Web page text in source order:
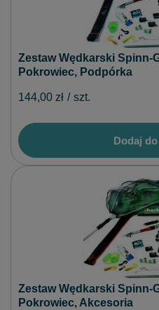
Zestaw Wędkarski Spinn-
Pokrowiec, Podpórka
144,00 zł / szt.
Dodaj
Zestaw Wędkarski Spinn-
Pokrowiec, Akcesoria